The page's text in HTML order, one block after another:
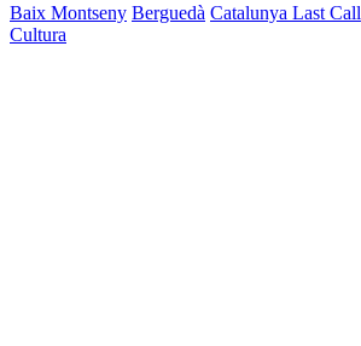
Baix Montseny Berguedà Catalunya Last Call
Cultura